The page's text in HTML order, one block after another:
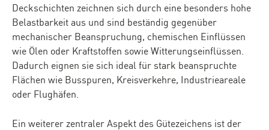
Deckschichten zeichnen sich durch eine besonders hohe
Belastbarkeit aus und sind beständig gegenüber
mechanischer Beanspruchung, chemischen Einflüssen
wie Ölen oder Kraftstoffen sowie Witterungseinflüssen.
Dadurch eignen sie sich ideal für stark beanspruchte
Flächen wie Busspuren, Kreisverkehre, Industrieareale
oder Flughäfen.
Ein weiterer zentraler Aspekt des Gütezeichens ist der